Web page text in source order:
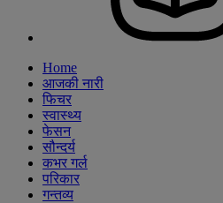
Home
आजकी नारी
फिचर
स्वास्थ्य
फेसन
सौन्दर्य
कभर गर्ल
परिकार
गन्तव्य